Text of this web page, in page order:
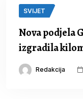
SVIJET
Nova podjela
izgradila
Redakcija